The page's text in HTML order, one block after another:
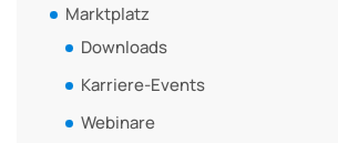
Marktplatz
Downloads
Karriere-Events
Webinare